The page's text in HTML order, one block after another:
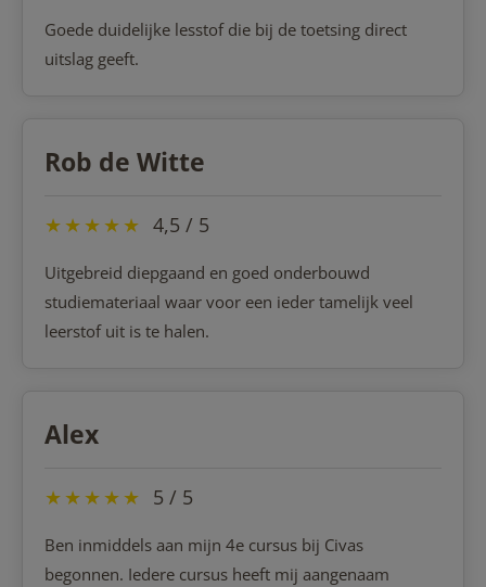
Goede duidelijke lesstof die bij de toetsing direct
uitslag geeft.
Rob de Witte
★★★★★ 4,5 / 5
Uitgebreid diepgaand en goed onderbouwd
studiemateriaal waar voor een ieder tamelijk veel
leerstof uit is te halen.
Alex
★★★★★ 5 / 5
Ben inmiddels aan mijn 4e cursus bij Civas
begonnen. Iedere cursus heeft mij aangenaam